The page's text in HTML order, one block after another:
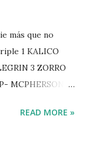
más que no
1 KALICO
3 ZORRO
MCPHERSON 5
SILVANA DU
READ MORE »